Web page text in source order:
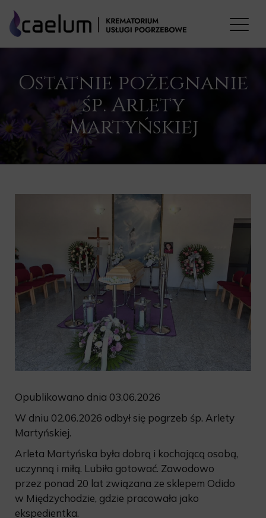
Ostatnie pożegnanie
śp. Arlety
Martyńskiej
Opublikowano dnia 03.06.2026
W dniu 02.06.2026 odbył się pogrzeb śp. Arlety
Martyńskiej.
Arleta Martyńska była dobrą i kochającą osobą,
uczynną i miłą. Lubiła gotować. Zawodowo
przez ponad 20 lat związana ze sklepem Odido
w Międzychodzie, gdzie pracowała jako
ekspedientka.